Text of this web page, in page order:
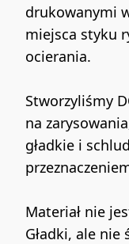
drukowanymi
miejsca styku
ocierania.
Stworzyliśmy
na
gładkie i
Materiał nie
Gładki, ale nie